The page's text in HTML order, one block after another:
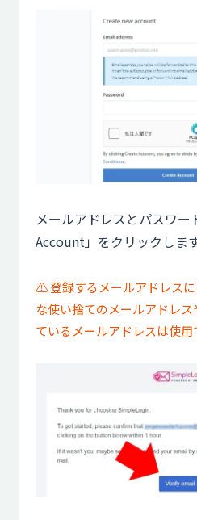
メールアドレスとパスワ
Account」をクリックします
⚠️ 登録するメールアドレス
な使い捨てのメールアドレ
ているメールアドレスは使用